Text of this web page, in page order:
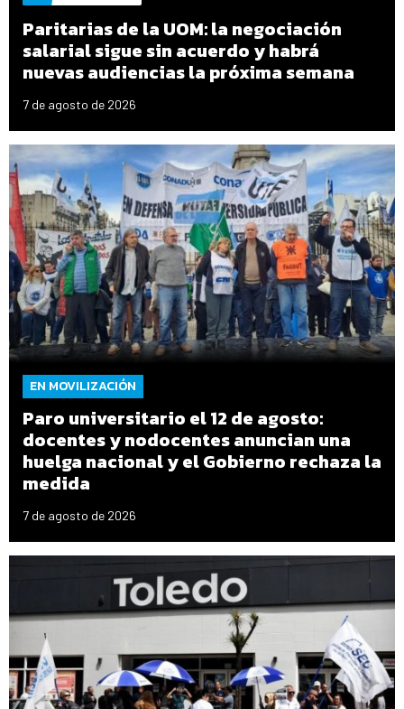
Paritarias de la UOM: la negociación
salarial sigue sin acuerdo y habrá
nuevas audiencias la próxima semana
7 de agosto de 2026
EN MOVILIZACIÓN
Paro universitario el 12 de agosto:
docentes y nodocentes anuncian una
huelga nacional y el Gobierno rechaza la
medida
7 de agosto de 2026